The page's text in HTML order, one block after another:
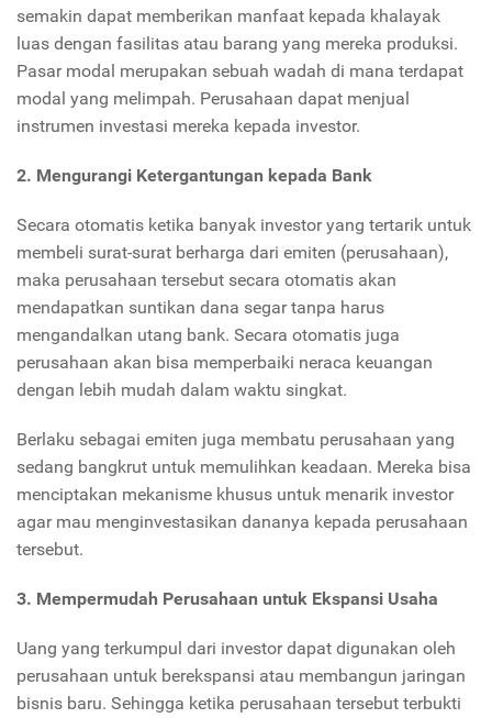
semakin dapat memberikan manfaat kepada khalayak
luas dengan fasilitas atau barang yang mereka produksi.
Pasar modal merupakan sebuah wadah di mana terdapat
modal yang melimpah. Perusahaan dapat menjual
instrumen investasi mereka kepada investor.
2. Mengurangi Ketergantungan kepada Bank
Secara otomatis ketika banyak investor yang tertarik untuk
membeli surat-surat berharga dari emiten (perusahaan),
maka perusahaan tersebut secara otomatis akan
mendapatkan suntikan dana segar tanpa harus
mengandalkan utang bank. Secara otomatis juga
perusahaan akan bisa memperbaiki neraca keuangan
dengan lebih mudah dalam waktu singkat.
Berlaku sebagai emiten juga membatu perusahaan yang
sedang bangkrut untuk memulihkan keadaan. Mereka bisa
menciptakan mekanisme khusus untuk menarik investor
agar mau menginvestasikan dananya kepada perusahaan
tersebut.
3. Mempermudah Perusahaan untuk Ekspansi Usaha
Uang yang terkumpul dari investor dapat digunakan oleh
perusahaan untuk berekspansi atau membangun jaringan
bisnis baru. Sehingga ketika perusahaan tersebut terbukti